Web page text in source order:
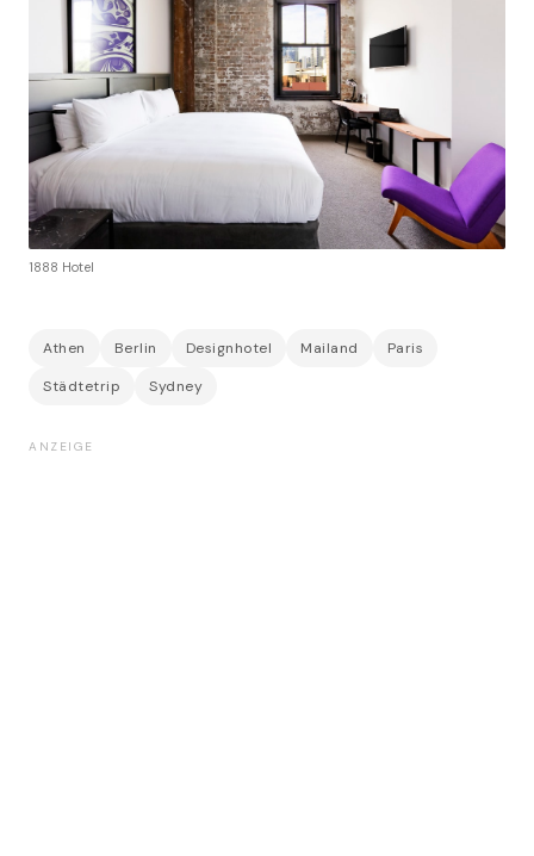
1888 Hotel
Athen Berlin Designhotel Mailand
Paris
Städtetrip
Sydney
ANZEIGE